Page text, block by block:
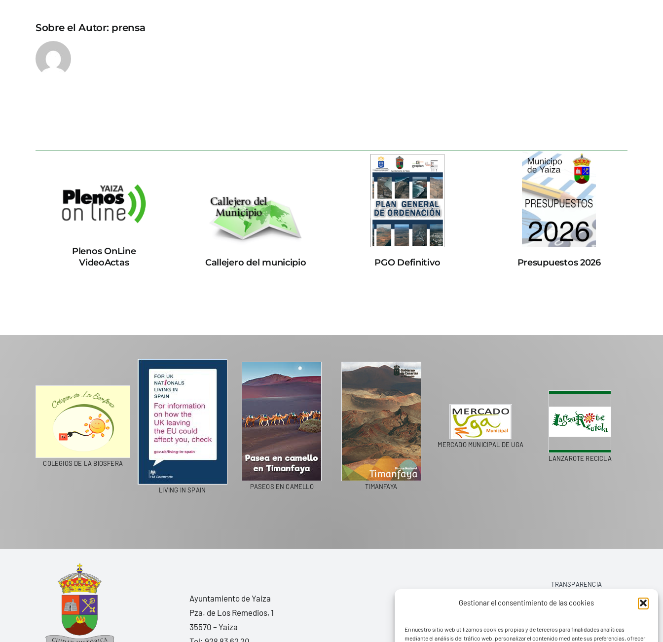
Gestionar el consentimiento de las cookies
En nuestro sitio web utilizamos cookies propias y de terceros para finalidades analíticas
mediante el análisis del tráfico web, personalizar el contenido mediante sus preferencias, ofrecer
Sobre el Autor: prensa
Plenos OnLine
VideoActas
Callejero del municipio PGO Definitivo Presupuestos 2026
COLEGIOS DE LA BIOSFERA
LIVING IN SPAIN PASEOS EN CAMELLO TIMANFAYA
MERCADO MUNICIPAL DE UGA
LANZAROTE RECICLA
Ayuntamiento de Yaiza
Pza. de Los Remedios, 1
35570 – Yaiza
TRANSPARENCIA
AVISO LEGAL
POLÍTICA DE PRIVACIDAD